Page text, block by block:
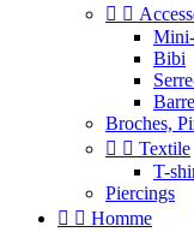
 
Bibi
Broches,
  Textile
T-
Piercings
  Homme